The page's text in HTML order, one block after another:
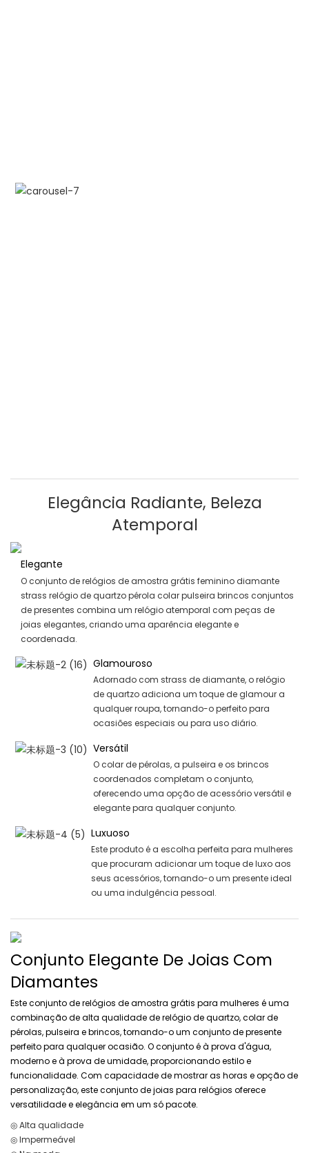
Elegância Radiante, Beleza
Atemporal
Elegante
O conjunto de relógios de amostra grátis feminino diamante
strass relógio de quartzo pérola colar pulseira brincos conjuntos
de presentes combina um relógio atemporal com peças de
joias elegantes, criando uma aparência elegante e
coordenada.
Glamouroso
Adornado com strass de diamante, o relógio
de quartzo adiciona um toque de glamour a
qualquer roupa, tornando-o perfeito para
ocasiões especiais ou para uso diário.
Versátil
O colar de pérolas, a pulseira e os brincos
coordenados completam o conjunto,
oferecendo uma opção de acessório versátil e
elegante para qualquer conjunto.
Luxuoso
Este produto é a escolha perfeita para mulheres
que procuram adicionar um toque de luxo aos
seus acessórios, tornando-o um presente ideal
ou uma indulgência pessoal.
Conjunto Elegante De Joias Com
Diamantes
Este conjunto de relógios de amostra grátis para mulheres é uma
combinação de alta qualidade de relógio de quartzo, colar de
pérolas, pulseira e brincos, tornando-o um conjunto de presente
perfeito para qualquer ocasião. O conjunto é à prova d'água,
moderno e à prova de umidade, proporcionando estilo e
funcionalidade. Com capacidade de mostrar as horas e opção de
personalização, este conjunto de joias para relógios oferece
versatilidade e elegância em um só pacote.
◎ Alta qualidade
◎ Impermeável